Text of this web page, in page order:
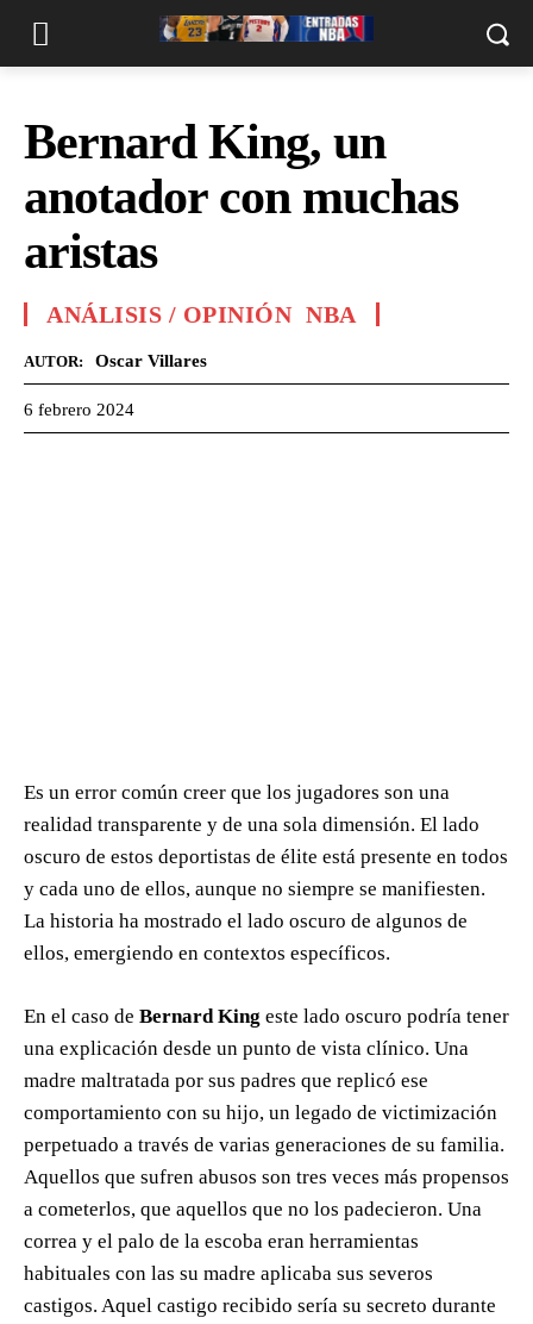
Bernard King, un
anotador con muchas
aristas
ANÁLISIS / OPINIÓN NBA
AUTOR: Oscar Villares
6 febrero 2024
Es un error común creer que los jugadores son una
realidad transparente y de una sola dimensión. El lado
oscuro de estos deportistas de élite está presente en todos
y cada uno de ellos, aunque no siempre se manifiesten.
La historia ha mostrado el lado oscuro de algunos de
ellos, emergiendo en contextos específicos.
En el caso de Bernard King este lado oscuro podría tener
una explicación desde un punto de vista clínico. Una
madre maltratada por sus padres que replicó ese
comportamiento con su hijo, un legado de victimización
perpetuado a través de varias generaciones de su familia.
Aquellos que sufren abusos son tres veces más propensos
a cometerlos, que aquellos que no los padecieron. Una
correa y el palo de la escoba eran herramientas
habituales con las su madre aplicaba sus severos
castigos. Aquel castigo recibido sería su secreto durante